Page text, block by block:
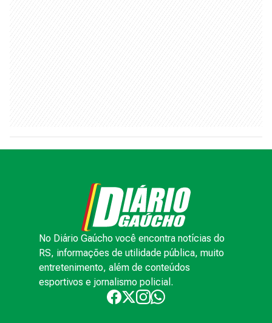
No Diário Gaúcho você encontra notícias do
RS, informações de utilidade pública, muito
entretenimento, além de conteúdos
esportivos e jornalismo policial.